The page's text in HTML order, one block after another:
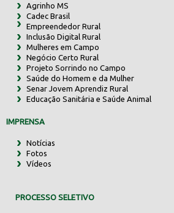
Agrinho MS
Cadec Brasil
Empreendedor Rural
Inclusão Digital Rural
Mulheres em Campo
Negócio Certo Rural
Projeto Sorrindo no Campo
Saúde do Homem e da Mulher
Senar Jovem Aprendiz Rural
Educação Sanitária e Saúde Animal
IMPRENSA
Notícias
Fotos
Vídeos
PROCESSO SELETIVO